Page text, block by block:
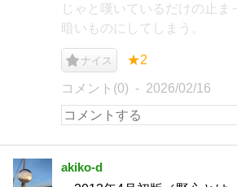
じゃと嘆いているだけの止ま
暗いものにしてしまう。
ナイス ★2
コメント(0) 2026/02/16
akiko-d